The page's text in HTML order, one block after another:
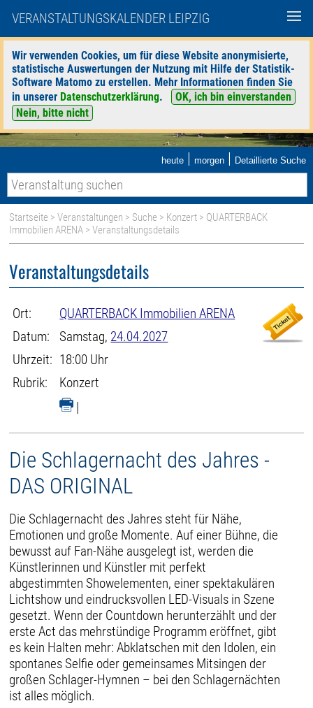
VERANSTALTUNGSKALENDER LEIPZIG
Wir verwenden Cookies, um für diese Website anonymisierte,
statistische Auswertungen der Nutzung mit Hilfe der Statistik-
Software Matomo zu erstellen. Mehr Informationen finden Sie
in unserer Datenschutzerklärung.
OK, ich bin einverstanden
Nein, bitte nicht
heute | morgen | Detaillierte Suche
Startseite >Veranstaltungen > Suche > Konzert > QUARTERBACK
Immobilien ARENA > Veranstaltungsdetails
Veranstaltungsdetails
Ort:
QUARTERBACK Immobilien ARENA
Datum:
Samstag, 24.04.2027
Uhrzeit: 18:00 Uhr
Rubrik:
Konzert
|
Die Schlagernacht des Jahres -
DAS ORIGINAL
Die Schlagernacht des Jahres steht für Nähe,
Emotionen und große Momente. Auf einer Bühne, die
bewusst auf Fan-Nähe ausgelegt ist, werden die
Künstlerinnen und Künstler mit perfekt
abgestimmten Showelementen, einer spektakulären
Lichtshow und eindrucksvollen LED-Visuals in Szene
gesetzt. Wenn der Countdown herunterzählt und der
erste Act das mehrstündige Programm eröffnet, gibt
es kein Halten mehr: Abklatschen mit den Idolen, ein
spontanes Selfie oder gemeinsames Mitsingen der
großen Schlager-Hymnen – bei den Schlagernächten
ist alles möglich.